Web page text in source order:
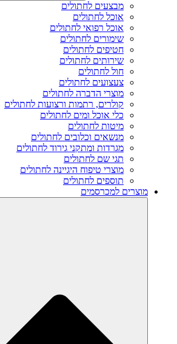
מבצעים לחתולים
אוכל לחתולים
אוכל רפואי לחתולים
שימורים לחתולים
חטיפים לחתולים
שירותים לחתולים
חול לחתולים
צעצועים לחתולים
מוצרי הדברה לחתולים
קולרים, רתמות ורצועות לחתולים
כלי אוכל ומים לחתולים
מיטות לחתולים
מנשאים וכלובים לחתולים
מגרדות ומתקני גירוד לחתולים
תגי שם לחתולים
מוצרי טיפוח היגיינה לחתולים
תוספים לחתולים
מוצרים למכרסמים